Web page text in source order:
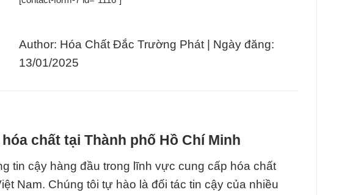
Author: Hóa Chất Đắc Trường Phát | Ngày đăng:
13/01/2025
chất tại Thành phố Hồ Chí Minh
tin cậy hàng đầu trong lĩnh vực cung cấp hóa chất
Nam. Chúng tôi tự hào là đối tác tin cậy của nhiều